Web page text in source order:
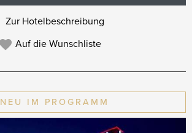
Zur Hotelbeschreibung
Auf die Wunschliste
NEU IM PROGRAMM